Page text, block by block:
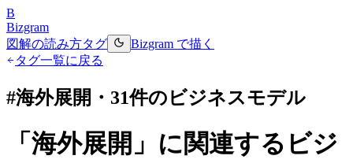
B
Bizgram
図解の読み方タグ
Bizgram で描く
タグ一覧に戻る
#海外展開 ・ 31件のビジネスモデル
「 海外展開 」に関連するビジ